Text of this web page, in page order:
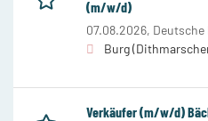
(m/w/d)
07.08.2026, Deutsche
Burg
Verkäufer (m/w/d)